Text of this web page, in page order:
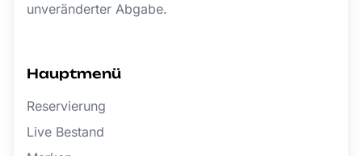
unveränderter Abgabe.
Hauptmenü
Reservierung
Live Bestand